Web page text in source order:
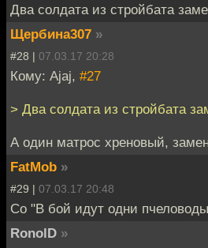
Два солдата из стройбата
Щербина307 »
#28 | 07.03.17 20:28
Кому: Ajaj, #27
> Два солдата из стройбата
А один матрос хреновый,
FatMob »
#29 | 07.03.17 20:48
Со "В бой идут одни
RonolD »